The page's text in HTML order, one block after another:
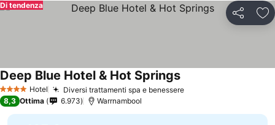
Condividi
Di tendenza
4 Stelle Hotel Diversi trattamenti spa e benessere
Deep Blue Hotel & Hot Springs
8,3 Ottima 6.973 Warrnambool